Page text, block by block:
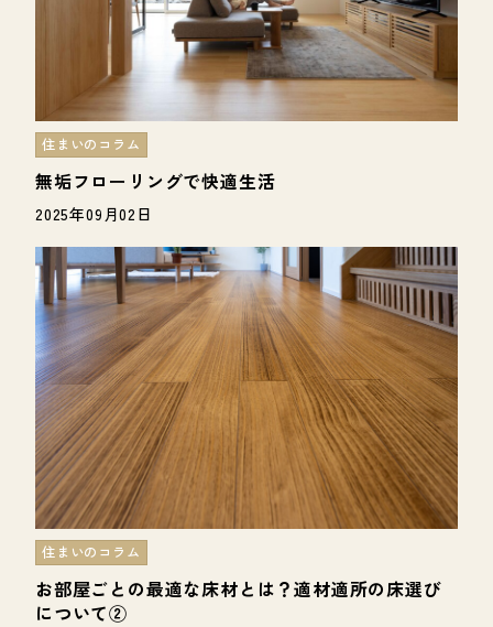
無垢フローリングで快適生活
住まいのコラム
2025年09月02日
お部屋ごとの最適な床材とは？適材適所の床選び
について②
住まいのコラム